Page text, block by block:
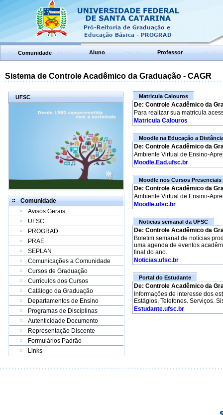
Comunidade Aluno Professor
Sistema de Controle Acadêmico da Graduação - CAGR
UFSC
Comunidade
Avisos Gerais
UFSC
PROGRAD
PRAE
SEPLAN
Comunicações a Comunidade
Cursos de Graduação
Currículos dos Cursos
Catálogo da Graduação
Departamentos de Ensino
Programas de Disciplinas
Autenticidade Documento
Representação Discente
Formulários Padrão
Links
Matricula Calouros
De: Controle Acadêmico da
Para realizar sua matricula
Matricula Calouros
Moodle na Educação a
De: Controle Acadêmico da
Ambiente Virtual de Ensino-
Moodle.Ead.ufsc.br
Moodle nos Cursos Presenciais
De: Controle Acadêmico da
Ambiente Virtual de Ensino-
Moodle.ufsc.br
Noticias semanal da UFSC
De: Controle Acadêmico da
Boletim semanal de notícias
uma agenda de eventos
final do ano.
Noticias.ufsc.br
Portal do Estudante
De: Controle Acadêmico da
Informações de interesse dos
Estágios, Telefones. Serviços.
Estudante.ufsc.br